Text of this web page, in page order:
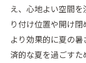
え、心地よい空間
り付け位置や開け閉
より効果的に夏の
済的な夏を過ごす